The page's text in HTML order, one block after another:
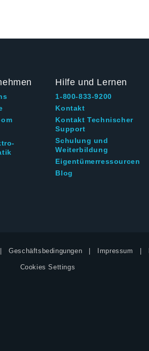
Hilfe und Lernen
1-800-833-9200
Kontakt
Kontakt Technischer
Support
Schulung und
Weiterbildung
Eigentümerressourcen
Blog
Geschäftsbedingungen Impressum
Cookies Settings